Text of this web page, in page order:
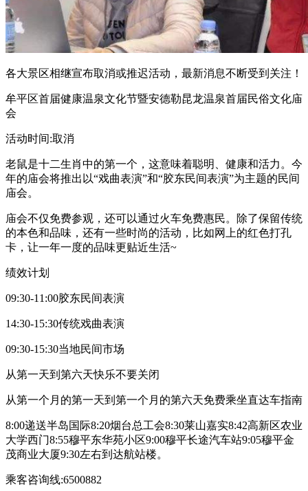
各大景区相继宣布取消或推迟活动，最新消息不断受到关注！
牟平区首届健康温泉文化节暨安德勒昆龙温泉首届民俗文化庙
会
活动时间:取消
老鼠是十二生肖中的第一个，这意味着聪明、健康和活力。今
年的庙会将推出以“戏曲表演”和“胶东民间表演”为主题的民间
庙会。
庙会不仅免费参观，还可以通过火车免费惠民。除了保留传统
的本色和品味，还有一些时尚的活动，比如网上的红色打孔
卡，让一年一度的品味更贴近生活~
绩效计划
09:30-11:00胶东民间表演
14:30-15:30传统戏曲表演
09:30-15:30当地民间市场
从第一天到第六天快乐不要关闭
从第一个月的第一天到第一个月的第六天免费乘坐直达车指南
8:00递送半岛国际8:20烟台总工会8:30莱山嘉实8:42高新区农业
大学西门8:55穆平东华苑小区9:00穆平长途汽车站9:05穆平金
茂商业大厦9:30左右到达航站楼。
乘客咨询线:6500882